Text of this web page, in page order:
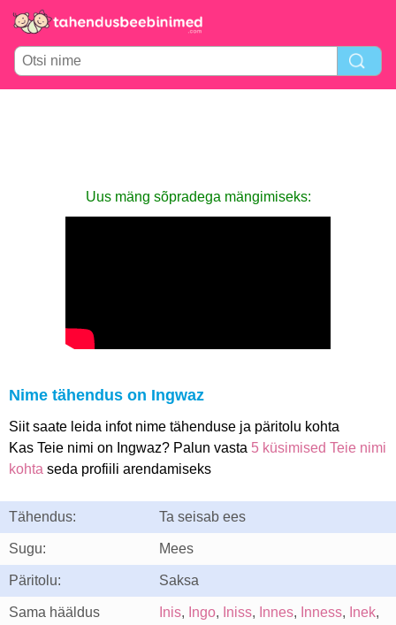
Uus mäng sõpradega mängimiseks:
Nime tähendus on Ingwaz
Siit saate leida infot nime tähenduse ja päritolu kohta
Kas Teie nimi on Ingwaz? Palun vasta 5 küsimised Teie nimi
kohta seda profiili arendamiseks
Tähendus: Ta seisab ees
Sugu: Mees
Päritolu: Saksa
Sama hääldus
Inis, Ingo, Iniss, Innes, Inness, Inek,